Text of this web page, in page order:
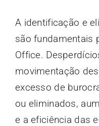
A identificação e
são fundamentais
Office.
movimentação
excesso de
ou eliminados,
e a eficiência das